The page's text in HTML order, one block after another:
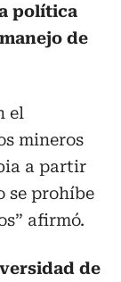
política
de
el
mineros
a partir
se prohíbe
afirmó.
de